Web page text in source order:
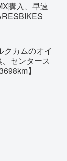
購入、早速
クカムのオイ
センタース
】